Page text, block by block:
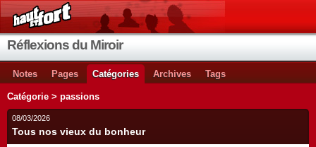
Réflexions du Miroir
Notes Pages Catégories Archives Tags
Catégorie > passions
08/03/2026
Tous nos vieux du bonheur